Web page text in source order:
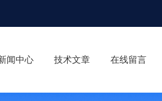
闻中心 技术文章 在线留言